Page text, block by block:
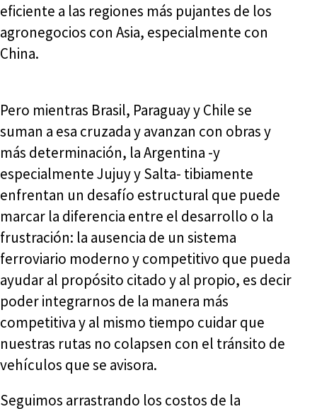
eficiente a las regiones más pujantes de los
agronegocios con Asia, especialmente con
China.
Pero mientras Brasil, Paraguay y Chile se
suman a esa cruzada y avanzan con obras y
más determinación, la Argentina -y
especialmente Jujuy y Salta- tibiamente
enfrentan un desafío estructural que puede
marcar la diferencia entre el desarrollo o la
frustración: la ausencia de un sistema
ferroviario moderno y competitivo que pueda
ayudar al propósito citado y al propio, es decir
poder integrarnos de la manera más
competitiva y al mismo tiempo cuidar que
nuestras rutas no colapsen con el tránsito de
vehículos que se avisora.
Seguimos arrastrando los costos de la